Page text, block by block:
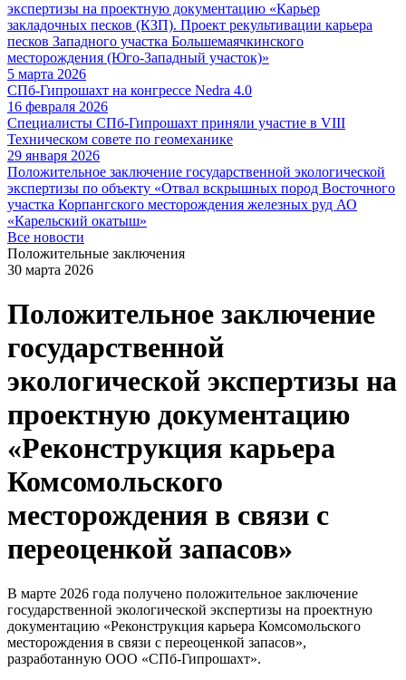
экспертизы на проектную документацию «Карьер
закладочных песков (КЗП). Проект рекультивации карьера
песков Западного участка Большемаячкинского
месторождения (Юго-Западный участок)»
5 марта 2026
СПб-Гипрошахт на конгрессе Nedra 4.0
16 февраля 2026
Специалисты СПб-Гипрошахт приняли участие в VIII
Техническом совете по геомеханике
29 января 2026
Положительное заключение государственной экологической
экспертизы по объекту «Отвал вскрышных пород Восточного
участка Корпангского месторождения железных руд АО
«Карельский окатыш»
Все новости
Положительные заключения
30 марта 2026
Положительное заключение
государственной
экологической экспертизы на
проектную документацию
«Реконструкция карьера
Комсомольского
месторождения в связи с
переоценкой запасов»
В марте 2026 года получено положительное заключение
государственной экологической экспертизы на проектную
документацию «Реконструкция карьера Комсомольского
месторождения в связи с переоценкой запасов»,
разработанную ООО «СПб-Гипрошахт».